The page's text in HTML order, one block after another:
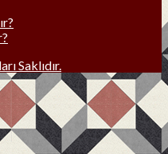
Saklıdır.